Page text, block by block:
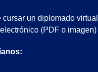
cursar un diplomado
(PDF o